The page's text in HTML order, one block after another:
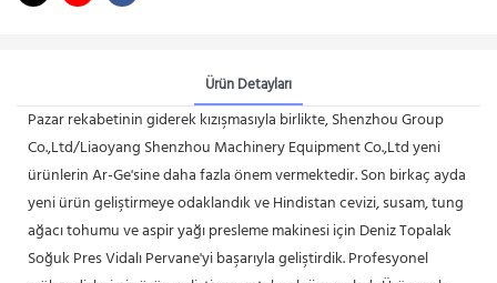
Ürün Detayları
Pazar rekabetinin giderek kızışmasıyla birlikte, Shenzhou Group
Co.,Ltd/Liaoyang Shenzhou Machinery Equipment Co.,Ltd yeni
ürünlerin Ar-Ge'sine daha fazla önem vermektedir. Son birkaç ayda
yeni ürün geliştirmeye odaklandık ve Hindistan cevizi, susam, tung
ağacı tohumu ve aspir yağı presleme makinesi için Deniz Topalak
Soğuk Pres Vidalı Pervane'yi başarıyla geliştirdik. Profesyonel